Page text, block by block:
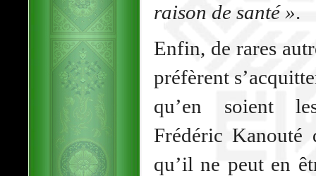
raison de santé ».
Enfin, de rares
préfèrent
qu’en soient
Frédéric
qu’il ne peut en